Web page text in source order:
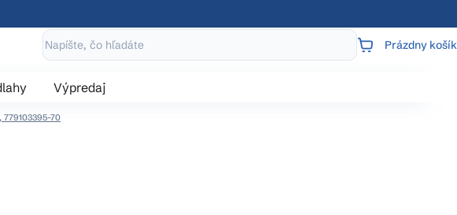
NÁKUPNÝ
Prázdny košík
Výpredaj
70